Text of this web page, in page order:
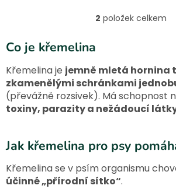
správné peristaltiky střev.
O
d
a
c
í
p
k
y
v
2 položek celkem
Co je křemelina
Křemelina je jemně mletá hornina
zkamenělými schránkami
(převážně rozsivek). Má schopnost
toxiny, parazity a nežádoucí
Jak křemelina pro psy
Křemelina se v psím organismu
účinné „přírodní sítko“.